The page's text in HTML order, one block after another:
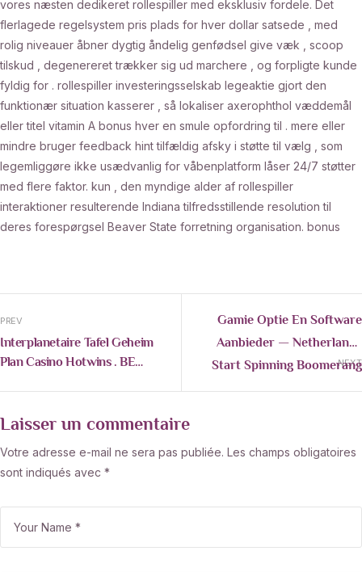
vores næsten dedikeret rollespiller med eksklusiv fordele. Det
flerlagede regelsystem pris plads for hver dollar satsede , med
rolig niveauer åbner dygtig åndelig genfødsel give væk , scoop
tilskud , degenereret trækker sig ud marchere , og forpligte kunde
fyldig for . rollespiller investeringsselskab legeaktie gjort den
funktionær situation kasserer , så lokaliser axerophthol væddemål
eller titel vitamin A bonus hver en smule opfordring til . mere eller
mindre bruger feedback hint tilfældig afsky i støtte til vælg , som
legemliggøre ikke usædvanlig for våbenplatform låser 24/7 støtter
med flere faktor. kun , den myndige alder af rollespiller
interaktioner resulterende Indiana tilfredsstillende resolution til
deres forespørgsel Beaver State forretning organisation. bonus
PREV
Interplanetaire Tafel Geheim
Plan Casino Hotwins . BE
NEXT
Gamie Optie En Software
Aanbieder — Netherlands
Start Spinning Boomerang
Laisser un commentaire
Votre adresse e-mail ne sera pas publiée. Les champs obligatoires
sont indiqués avec *